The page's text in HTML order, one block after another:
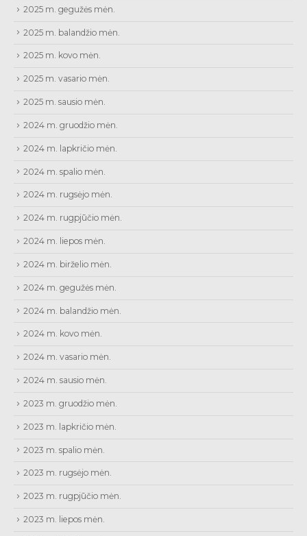
2025 m. gegužės mėn.
2025 m. balandžio mėn.
2025 m. kovo mėn.
2025 m. vasario mėn.
2025 m. sausio mėn.
2024 m. gruodžio mėn.
2024 m. lapkričio mėn.
2024 m. spalio mėn.
2024 m. rugsėjo mėn.
2024 m. rugpjūčio mėn.
2024 m. liepos mėn.
2024 m. birželio mėn.
2024 m. gegužės mėn.
2024 m. balandžio mėn.
2024 m. kovo mėn.
2024 m. vasario mėn.
2024 m. sausio mėn.
2023 m. gruodžio mėn.
2023 m. lapkričio mėn.
2023 m. spalio mėn.
2023 m. rugsėjo mėn.
2023 m. rugpjūčio mėn.
2023 m. liepos mėn.